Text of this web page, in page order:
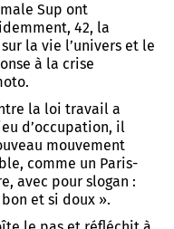
Sup ont
42, la
la vie l’univers et le
à la crise
la loi travail a
d’occupation, il
mouvement
comme un Paris-
avec pour slogan :
et si doux ».